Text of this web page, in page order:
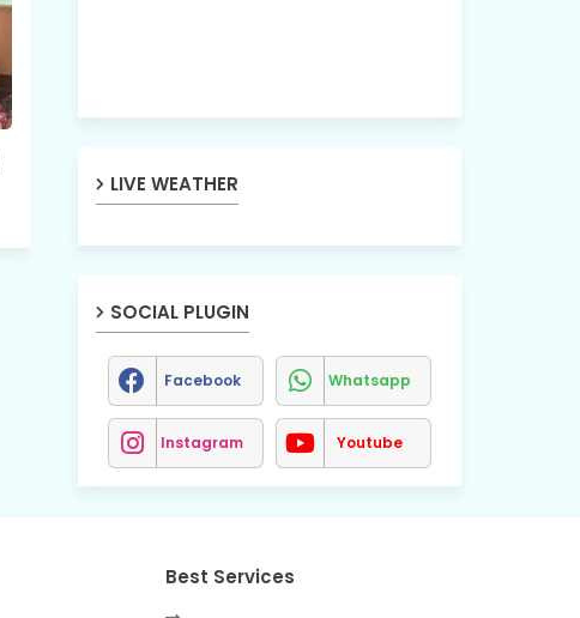
LIVE WEATHER
SOCIAL PLUGIN
Facebook Whatsapp
Instagram Youtube
Best Services